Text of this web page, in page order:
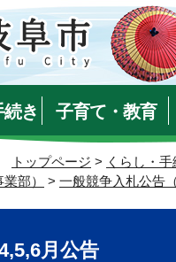
続き 子育て・教育
トップページ > くらし・手
部）
> 一般競争入札公告
月公告